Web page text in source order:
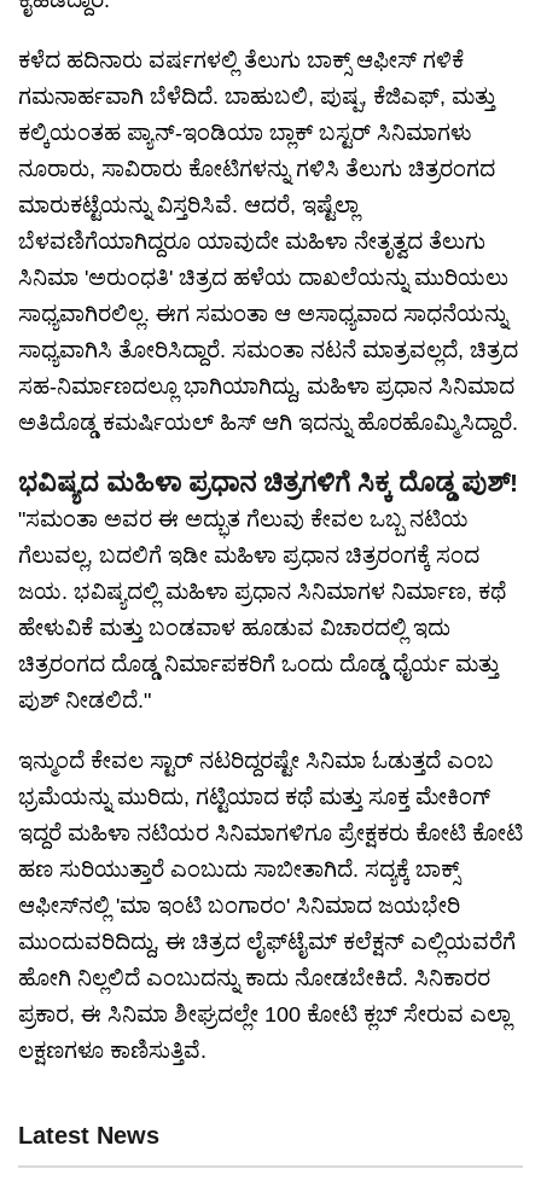
ಕಳೆದ ಹದಿನಾರು ವರ್ಷಗಳಲ್ಲಿ ತೆಲುಗು ಬಾಕ್ಸ್ ಆಫೀಸ್ ಗಳಿಕೆ
ಗಮನಾರ್ಹವಾಗಿ ಬೆಳೆದಿದೆ. ಬಾಹುಬಲಿ, ಪುಷ್ಪ, ಕೆಜಿಎಫ್, ಮತ್ತು
ಕಲ್ಕಿಯಂತಹ ಪ್ಯಾನ್-ಇಂಡಿಯಾ ಬ್ಲಾಕ್‌ ಬಸ್ಟರ್‌ ಸಿನಿಮಾಗಳು
ನೂರಾರು, ಸಾವಿರಾರು ಕೋಟಿಗಳನ್ನು ಗಳಿಸಿ ತೆಲುಗು ಚಿತ್ರರಂಗದ
ಮಾರುಕಟ್ಟೆಯನ್ನು ವಿಸ್ತರಿಸಿವೆ. ಆದರೆ, ಇಷ್ಟೆಲ್ಲಾ
ಬೆಳವಣಿಗೆಯಾಗಿದ್ದರೂ ಯಾವುದೇ ಮಹಿಳಾ ನೇತೃತ್ವದ ತೆಲುಗು
ಸಿನಿಮಾ 'ಅರುಂಧತಿ' ಚಿತ್ರದ ಹಳೆಯ ದಾಖಲೆಯನ್ನು ಮುರಿಯಲು
ಸಾಧ್ಯವಾಗಿರಲಿಲ್ಲ. ಈಗ ಸಮಂತಾ ಆ ಅಸಾಧ್ಯವಾದ ಸಾಧನೆಯನ್ನು
ಸಾಧ್ಯವಾಗಿಸಿ ತೋರಿಸಿದ್ದಾರೆ. ಸಮಂತಾ ನಟನೆ ಮಾತ್ರವಲ್ಲದೆ, ಚಿತ್ರದ
ಸಹ-ನಿರ್ಮಾಣದಲ್ಲೂ ಭಾಗಿಯಾಗಿದ್ದು, ಮಹಿಳಾ ಪ್ರಧಾನ ಸಿನಿಮಾದ
ಅತಿದೊಡ್ಡ ಕಮರ್ಷಿಯಲ್ ಹಿಸ್ ಆಗಿ ಇದನ್ನು ಹೊರಹೊಮ್ಮಿಸಿದ್ದಾರೆ.
ಭವಿಷ್ಯದ ಮಹಿಳಾ ಪ್ರಧಾನ ಚಿತ್ರಗಳಿಗೆ ಸಿಕ್ಕ ದೊಡ್ಡ ಪುಶ್!
"ಸಮಂತಾ ಅವರ ಈ ಅದ್ಭುತ ಗೆಲುವು ಕೇವಲ ಒಬ್ಬ ನಟಿಯ
ಗೆಲುವಲ್ಲ, ಬದಲಿಗೆ ಇಡೀ ಮಹಿಳಾ ಪ್ರಧಾನ ಚಿತ್ರರಂಗಕ್ಕೆ ಸಂದ
ಜಯ. ಭವಿಷ್ಯದಲ್ಲಿ ಮಹಿಳಾ ಪ್ರಧಾನ ಸಿನಿಮಾಗಳ ನಿರ್ಮಾಣ, ಕಥೆ
ಹೇಳುವಿಕೆ ಮತ್ತು ಬಂಡವಾಳ ಹೂಡುವ ವಿಚಾರದಲ್ಲಿ ಇದು
ಚಿತ್ರರಂಗದ ದೊಡ್ಡ ನಿರ್ಮಾಪಕರಿಗೆ ಒಂದು ದೊಡ್ಡ ಧೈರ್ಯ ಮತ್ತು
ಪುಶ್ ನೀಡಲಿದೆ."
ಇನ್ಮುಂದೆ ಕೇವಲ ಸ್ಟಾರ್ ನಟರಿದ್ದರಷ್ಟೇ ಸಿನಿಮಾ ಓಡುತ್ತದೆ ಎಂಬ
ಭ್ರಮೆಯನ್ನು ಮುರಿದು, ಗಟ್ಟಿಯಾದ ಕಥೆ ಮತ್ತು ಸೂಕ್ತ ಮೇಕಿಂಗ್
ಇದ್ದರೆ ಮಹಿಳಾ ನಟಿಯರ ಸಿನಿಮಾಗಳಿಗೂ ಪ್ರೇಕ್ಷಕರು ಕೋಟಿ ಕೋಟಿ
ಹಣ ಸುರಿಯುತ್ತಾರೆ ಎಂಬುದು ಸಾಬೀತಾಗಿದೆ. ಸದ್ಯಕ್ಕೆ ಬಾಕ್ಸ್
ಆಫೀಸ್‌ನಲ್ಲಿ 'ಮಾ ಇಂಟಿ ಬಂಗಾರಂ' ಸಿನಿಮಾದ ಜಯಭೇರಿ
ಮುಂದುವರಿದಿದ್ದು, ಈ ಚಿತ್ರದ ಲೈಫ್‌ಟೈಮ್ ಕಲೆಕ್ಷನ್ ಎಲ್ಲಿಯವರೆಗೆ
ಹೋಗಿ ನಿಲ್ಲಲಿದೆ ಎಂಬುದನ್ನು ಕಾದು ನೋಡಬೇಕಿದೆ. ಸಿನಿಕಾರರ
ಪ್ರಕಾರ, ಈ ಸಿನಿಮಾ ಶೀಘ್ರದಲ್ಲೇ 100 ಕೋಟಿ ಕ್ಲಬ್ ಸೇರುವ ಎಲ್ಲಾ
ಲಕ್ಷಣಗಳೂ ಕಾಣಿಸುತ್ತಿವೆ.
Latest News